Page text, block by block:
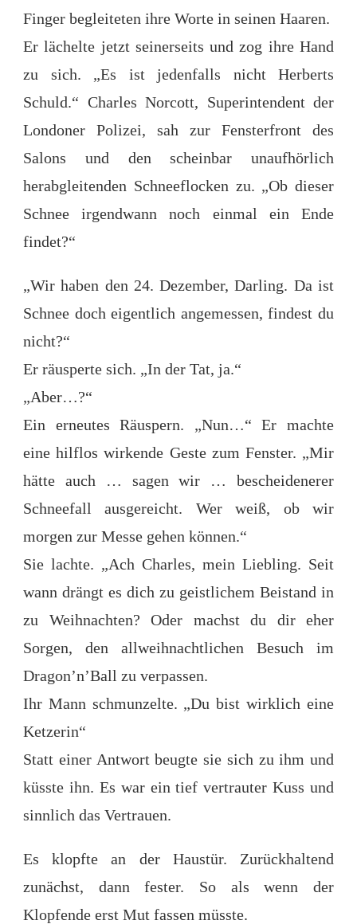
Finger begleiteten ihre Worte in seinen Haaren.
Er lächelte jetzt seinerseits und zog ihre Hand
zu sich. „Es ist jedenfalls nicht Herberts
Schuld.“ Charles Norcott, Superintendent der
Londoner Polizei, sah zur Fensterfront des
Salons und den scheinbar unaufhörlich
herabgleitenden Schneeflocken zu. „Ob dieser
Schnee irgendwann noch einmal ein Ende
findet?“
„Wir haben den 24. Dezember, Darling. Da ist
Schnee doch eigentlich angemessen, findest du
nicht?“
Er räusperte sich. „In der Tat, ja.“
„Aber…?“
Ein erneutes Räuspern. „Nun…“ Er machte
eine hilflos wirkende Geste zum Fenster. „Mir
hätte auch … sagen wir … bescheidenerer
Schneefall ausgereicht. Wer weiß, ob wir
morgen zur Messe gehen können.“
Sie lachte. „Ach Charles, mein Liebling. Seit
wann drängt es dich zu geistlichem Beistand in
zu Weihnachten? Oder machst du dir eher
Sorgen, den allweihnachtlichen Besuch im
Dragon’n’Ball zu verpassen.
Ihr Mann schmunzelte. „Du bist wirklich eine
Ketzerin“
Statt einer Antwort beugte sie sich zu ihm und
küsste ihn. Es war ein tief vertrauter Kuss und
sinnlich das Vertrauen.
Es klopfte an der Haustür. Zurückhaltend
zunächst, dann fester. So als wenn der
Klopfende erst Mut fassen müsste.